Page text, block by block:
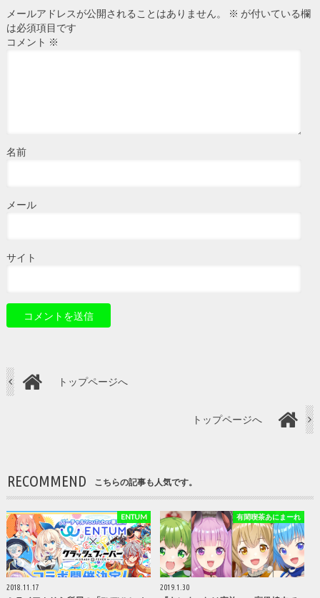
メールアドレスが公開されることはありません。 ※ が付いている欄
は必須項目です
コメント ※
名前
メール
サイト
トップページへ
トップページへ
RECOMMEND こちらの記事も人気です。
ENTUM
2018.11.17
有閑喫茶あにまーれ
2019.1.30